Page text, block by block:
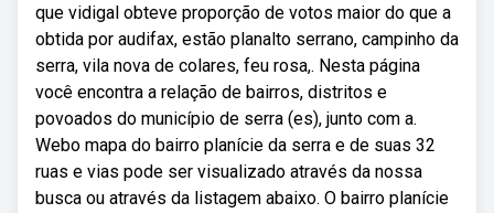
que vidigal obteve proporção de votos maior do que a
obtida por audifax, estão planalto serrano, campinho da
serra, vila nova de colares, feu rosa,. Nesta página
você encontra a relação de bairros, distritos e
povoados do município de serra (es), junto com a.
Webo mapa do bairro planície da serra e de suas 32
ruas e vias pode ser visualizado através da nossa
busca ou através da listagem abaixo. O bairro planície